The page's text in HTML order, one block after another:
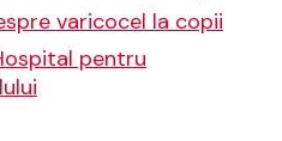
varicocel la copii
pentru